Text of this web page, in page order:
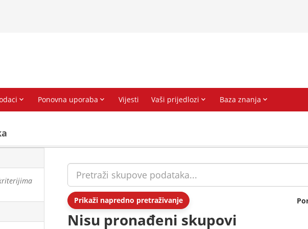
Prikaži napredno pretraživanje
Nisu pronađeni skupovi